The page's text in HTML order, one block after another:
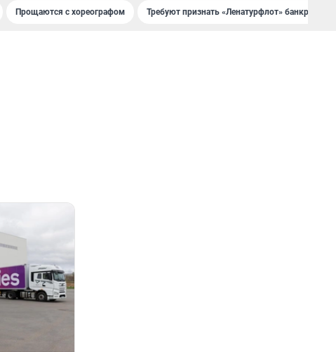
Прощаются с хореографом Требуют признать «Ленатурфлот» банкротом